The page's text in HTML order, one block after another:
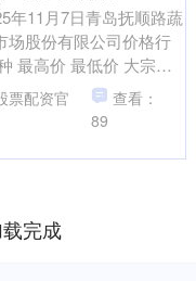
年11月7日青岛抚顺路蔬
场股份有限公司价格行
最高价 最低价 大宗价
7.30 大米....
票配资官
查看：
89
完成